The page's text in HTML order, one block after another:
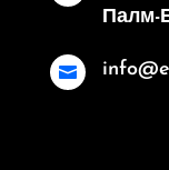
Палм-
